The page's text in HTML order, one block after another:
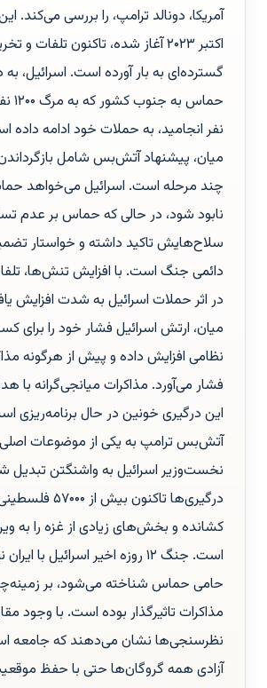
آمریکا، دونالد ترامپ، را بررسی می‌کند.
اکتبر ۲۰۲۳ آغاز شده، تاکنون تلفات
گسترده‌ای به بار آورده است. اسرائیل،
نفر انجامید، به حملات خود ادامه داده
میان، پیشنهاد آتش‌بس شامل
چند مرحله است. اسرائیل می‌خواهد
نابود شود، در حالی که حماس بر عدم
سلاح‌هایش تاکید داشته و خواستار
دائمی جنگ است. با افزایش تنش‌ها،
در اثر حملات اسرائیل به شدت افزایش
میان، ارتش اسرائیل فشار خود را برای
نظامی افزایش داده و پیش از هرگونه
فشار می‌آورد. مذاکرات میانجی‌گرانه با
این درگیری خونین در حال برنامه‌ریزی
آتش‌بس ترامپ به یکی از موضوعات
نخست‌وزیر اسرائیل به واشنگتن
درگیری‌ها تاکنون
کشانده و بخش‌های زیادی از غزه را به
است. جنگ ۱۲ روزه اخیر اسرائیل با
حامی حماس شناخته می‌شود، بر
مذاکرات تاثیرگذار بوده است. با وجود
نظرسنجی‌ها نشان می‌دهند که جامعه
آزادی همه گروگان‌ها حتی با حفظ